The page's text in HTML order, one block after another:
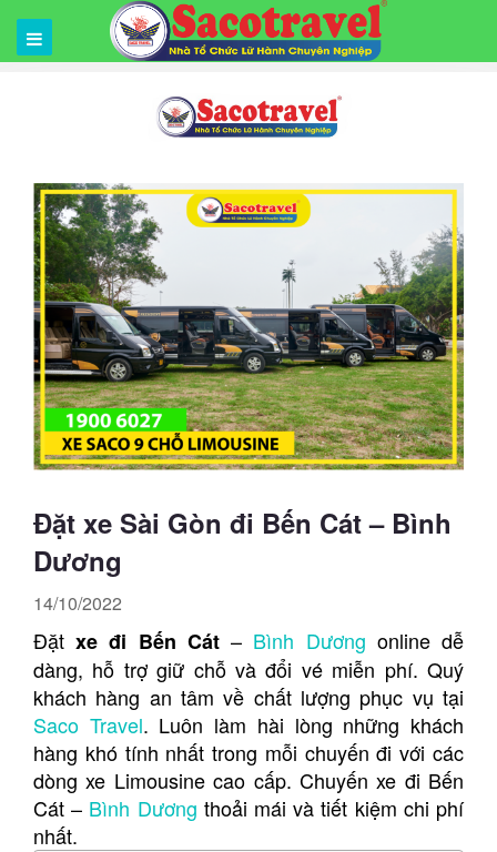
Đặt xe Sài Gòn đi Bến Cát – Bình
Dương
14/10/2022
Đặtxe đi Bến Cát– Bình Dương online dễ
dàng, hỗ trợ giữ chỗ và đổi vé miễn phí. Quý
khách hàng an tâm về chất lượng phục vụ tại
Saco Travel. Luôn làm hài lòng những khách
hàng khó tính nhất trong mỗi chuyến đi với các
dòng xe Limousine cao cấp. Chuyến xe đi Bến
Cát – Bình Dương thoải mái và tiết kiệm chi phí
nhất.